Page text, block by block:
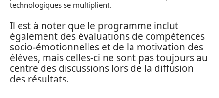
technologiques se multiplient.
Il est à noter que le programme inclut
également des évaluations de compétences
socio-émotionnelles et de la motivation des
élèves, mais celles-ci ne sont pas toujours au
centre des discussions lors de la diffusion
des résultats.